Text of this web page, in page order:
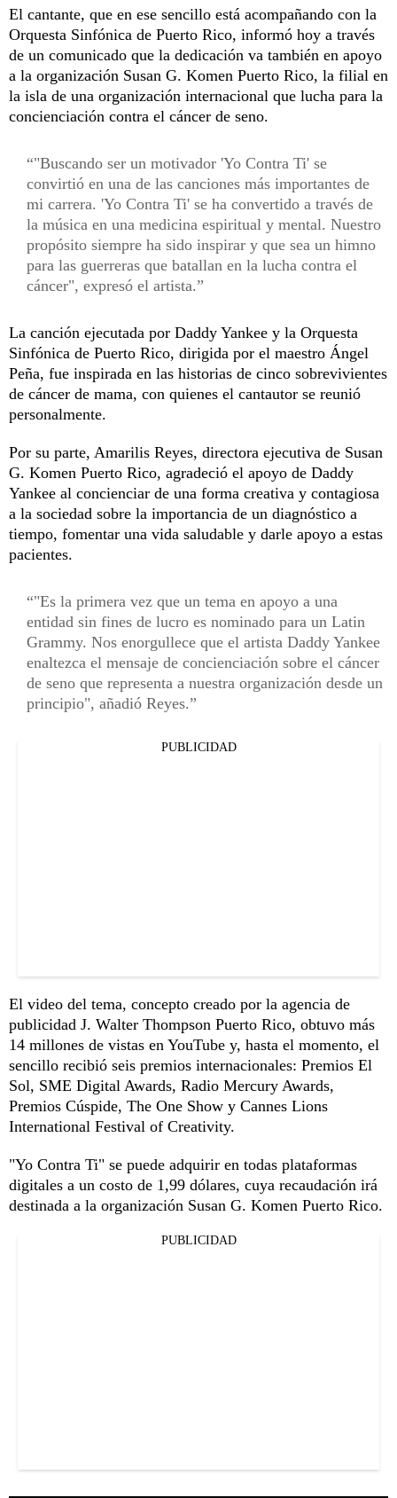
El cantante, que en ese sencillo está acompañando con la
Orquesta Sinfónica de Puerto Rico, informó hoy a través
de un comunicado que la dedicación va también en apoyo
a la organización Susan G. Komen Puerto Rico, la filial en
la isla de una organización internacional que lucha para la
concienciación contra el cáncer de seno.
"Buscando ser un motivador 'Yo Contra Ti' se
convirtió en una de las canciones más importantes de
mi carrera. 'Yo Contra Ti' se ha convertido a través de
la música en una medicina espiritual y mental. Nuestro
propósito siempre ha sido inspirar y que sea un himno
para las guerreras que batallan en la lucha contra el
cáncer", expresó el artista.
La canción ejecutada por Daddy Yankee y la Orquesta
Sinfónica de Puerto Rico, dirigida por el maestro Ángel
Peña, fue inspirada en las historias de cinco sobrevivientes
de cáncer de mama, con quienes el cantautor se reunió
personalmente.
Por su parte, Amarilis Reyes, directora ejecutiva de Susan
G. Komen Puerto Rico, agradeció el apoyo de Daddy
Yankee al concienciar de una forma creativa y contagiosa
a la sociedad sobre la importancia de un diagnóstico a
tiempo, fomentar una vida saludable y darle apoyo a estas
pacientes.
"Es la primera vez que un tema en apoyo a una
entidad sin fines de lucro es nominado para un Latin
Grammy. Nos enorgullece que el artista Daddy Yankee
enaltezca el mensaje de concienciación sobre el cáncer
de seno que representa a nuestra organización desde un
principio", añadió Reyes.
PUBLICIDAD
El video del tema, concepto creado por la agencia de
publicidad J. Walter Thompson Puerto Rico, obtuvo más
14 millones de vistas en YouTube y, hasta el momento, el
sencillo recibió seis premios internacionales: Premios El
Sol, SME Digital Awards, Radio Mercury Awards,
Premios Cúspide, The One Show y Cannes Lions
International Festival of Creativity.
"Yo Contra Ti" se puede adquirir en todas plataformas
digitales a un costo de 1,99 dólares, cuya recaudación irá
destinada a la organización Susan G. Komen Puerto Rico.
PUBLICIDAD